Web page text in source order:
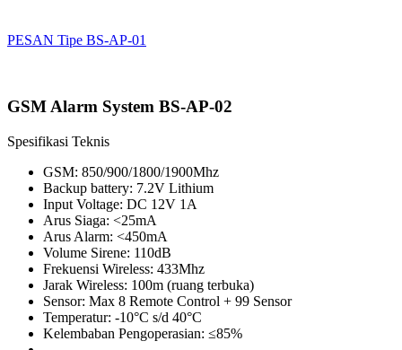
PESAN Tipe BS-AP-01
GSM Alarm System BS-AP-02
Spesifikasi Teknis
GSM: 850/900/1800/1900Mhz
Backup battery: 7.2V Lithium
Input Voltage: DC 12V 1A
Arus Siaga: <25mA
Arus Alarm: <450mA
Volume Sirene: 110dB
Frekuensi Wireless: 433Mhz
Jarak Wireless: 100m (ruang terbuka)
Sensor: Max 8 Remote Control + 99 Sensor
Temperatur: -10°C s/d 40°C
Kelembaban Pengoperasian: ≤85%